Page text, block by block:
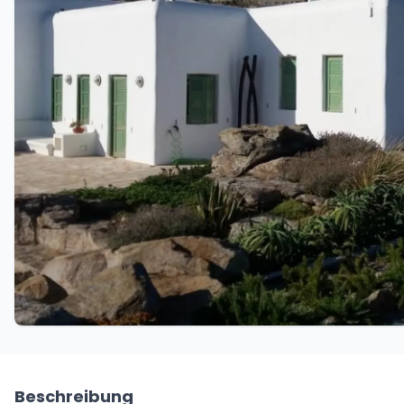
Beschreibung